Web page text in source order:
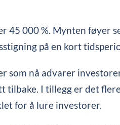
45 000 %. Mynten føyer
på en kort
nå advarer
I tillegg er det
for å lure investorer.